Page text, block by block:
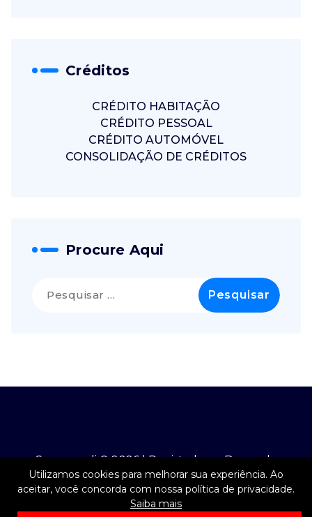
Créditos
CRÉDITO HABITAÇÃO
CRÉDITO PESSOAL
CRÉDITO AUTOMÓVEL
CONSOLIDAÇÃO DE CRÉDITOS
Procure Aqui
por:
Securcredi © 2026 | Registado no Banco de
Portugal nº 4860
Canal de Denúncias
Utilizamos cookies para melhorar sua experiência. Ao
aceitar, você concorda com nossa política de privacidade.
Saiba mais